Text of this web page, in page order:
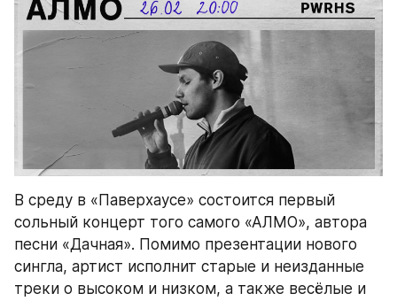
В среду в «Паверхаусе» состоится первый
сольный концерт того самого «АЛМО», автора
песни «Дачная». Помимо презентации нового
сингла, артист исполнит старые и неизданные
треки о высоком и низком, а также весёлые и